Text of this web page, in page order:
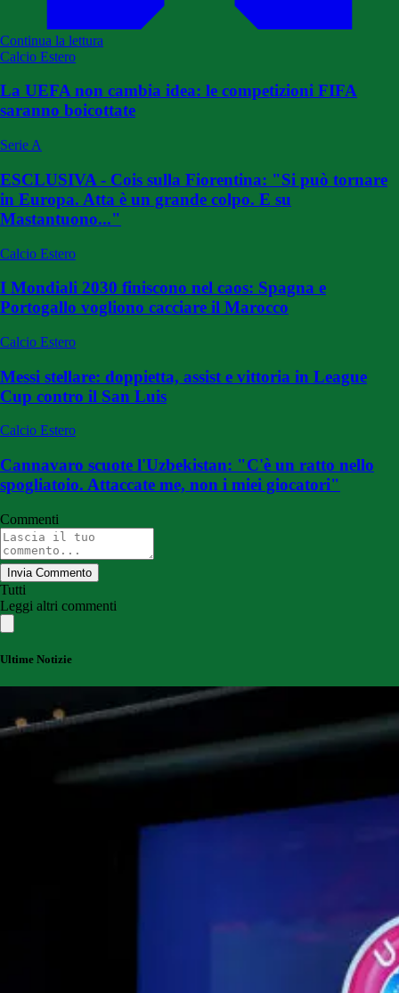
Continua la lettura
Calcio Estero
La UEFA non cambia idea: le competizioni FIFA
saranno boicottate
Serie A
ESCLUSIVA - Cois sulla Fiorentina: "Si può tornare
in Europa. Atta è un grande colpo. E su
Mastantuono..."
Calcio Estero
I Mondiali 2030 finiscono nel caos: Spagna e
Portogallo vogliono cacciare il Marocco
Calcio Estero
Messi stellare: doppietta, assist e vittoria in League
Cup contro il San Luis
Calcio Estero
Cannavaro scuote l'Uzbekistan: "C'è un ratto nello
spogliatoio. Attaccate me, non i miei giocatori"
Commenti
Invia Commento
Tutti
Leggi altri commenti
Ultime Notizie